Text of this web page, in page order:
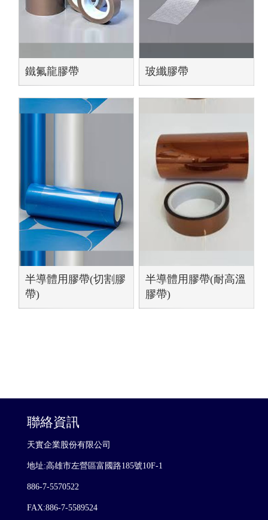
鐵氟龍膠帶 玻纖膠帶
半導體用膠帶(切割膠
帶)
半導體用膠帶(耐高溫
膠帶)
聯絡資訊
天實企業股份有限公司
地址:高雄市左營區富國路185號10F-1
886-7-5570522
FAX:886-7-5589524